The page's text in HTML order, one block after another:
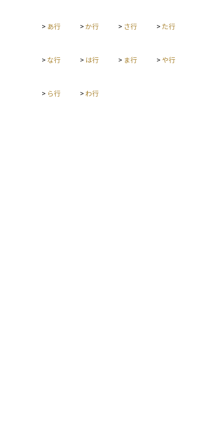
> あ行 >か行 > さ行 > た行
> な行 > は行 > ま行 > や行
> ら行 > わ行